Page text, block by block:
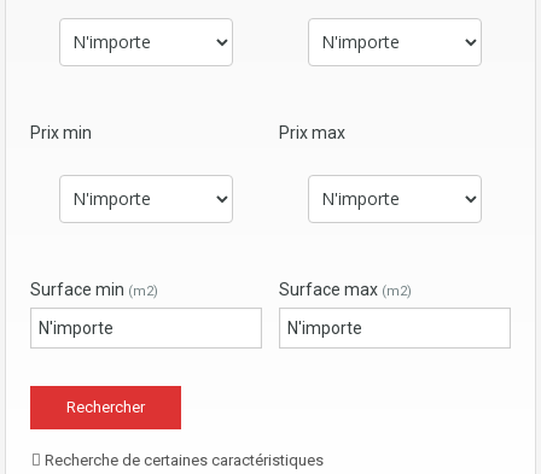
Prix min Prix max
Surface min (m2) Surface max (m2)
Recherche de certaines caractéristiques